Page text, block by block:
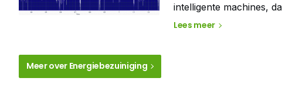
intelligente machines,
Onderhoud 4.0 zal een
Lees meer
Meer over Energiebezuiniging